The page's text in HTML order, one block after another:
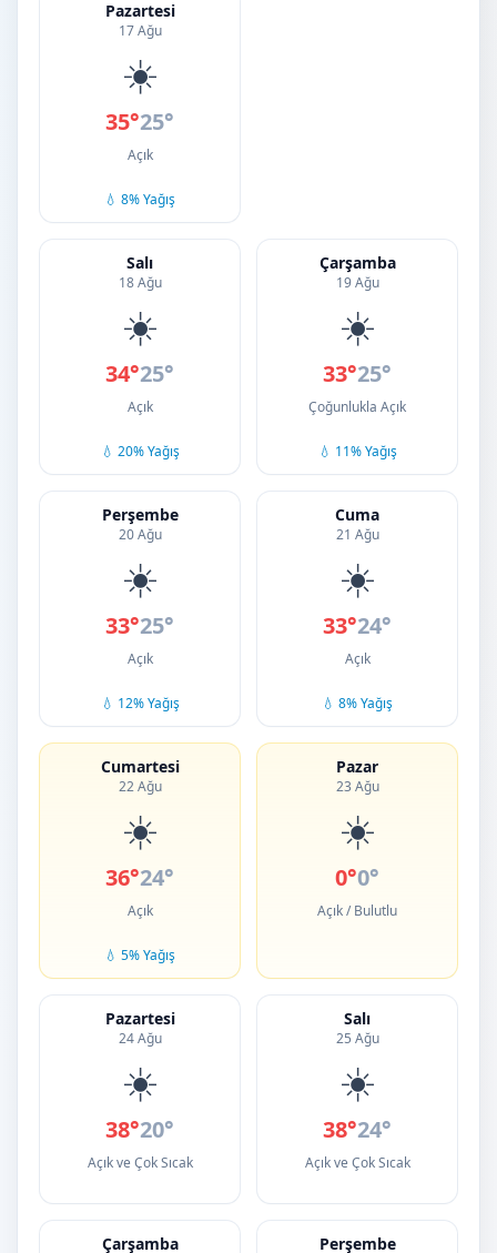
Pazartesi
17 Ağu
☀️
35°25°
Açık
💧 8% Yağış
Salı
18 Ağu
☀️
34°25°
Açık
💧 20% Yağış
Çarşamba
19 Ağu
☀️
33°25°
Çoğunlukla Açık
💧 11% Yağış
Perşembe
20 Ağu
☀️
33°25°
Açık
💧 12% Yağış
Cuma
21 Ağu
☀️
33°24°
Açık
💧 8% Yağış
Cumartesi
22 Ağu
☀️
36°24°
Açık
💧 5% Yağış
Pazar
23 Ağu
☀️
0°0°
Açık / Bulutlu
Pazartesi
24 Ağu
☀️
38°20°
Açık ve Çok Sıcak
Salı
25 Ağu
☀️
38°24°
Açık ve Çok Sıcak
Çarşamba Perşembe